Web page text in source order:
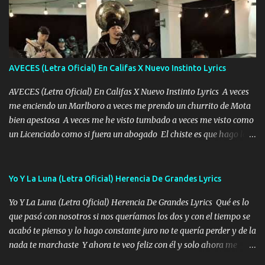
fecha aún sigo vigente no soy manchado soy bueno pero si me
alteró de repente Mi carnal Abel aun lado ni uno con el otro no se
ha rajado pal Chinchillas un saludo y para un amigo que está en
Peñasco Me fajó una Glock al cinto y de Louis Vuitton son mis
zapatos mi es...
AVECES (Letra Oficial) En Califas X Nuevo Instinto Lyrics
AVECES (Letra Oficial) En Califas X Nuevo Instinto Lyrics A veces
me enciendo un Marlboro a veces me prendo un churrito de Mota
bien apestosa A veces me he visto tumbado a veces me visto como
un Licenciado como si fuera un abogado El chiste es que hago lo
importa no saben nada falsas las risas las que me miran hay gente
A veces me pongo un sombrero a veces me ven la cachucha de lado
con la mirada siempre en alto A veces me fajó una super o a veces
me fajó una Glock siempre armado todas las generaciones yo
traigo El chiste es que hago lo que quiero pues así soy me mandó
Yo Y La Luna (Letra Oficial) Herencia De Grandes Lyrics
Yo Y La Luna (Letra Oficial) Herencia De Grandes Lyrics Qué es lo
que pasó con nosotros si nos queríamos los dos y con el tiempo se
acabó te pienso y lo hago constante juro no te quería perder y de la
nada te marchaste Y ahora te veo feliz con él y solo ahora me